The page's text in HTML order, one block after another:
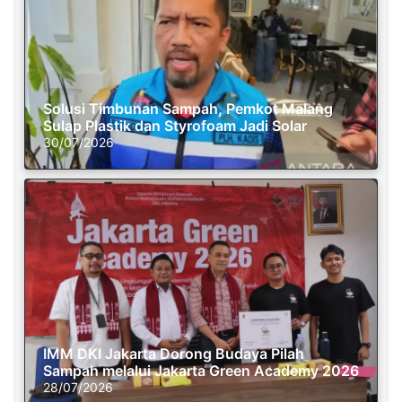
Solusi Timbunan Sampah, Pemkot Malang
Sulap Plastik dan Styrofoam Jadi Solar
30/07/2026
IMM DKI Jakarta Dorong Budaya Pilah
Sampah melalui Jakarta Green Academy 2026
28/07/2026